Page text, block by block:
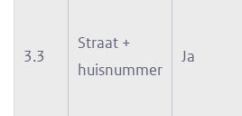
3.3
Straat +
huisnummer
Ja